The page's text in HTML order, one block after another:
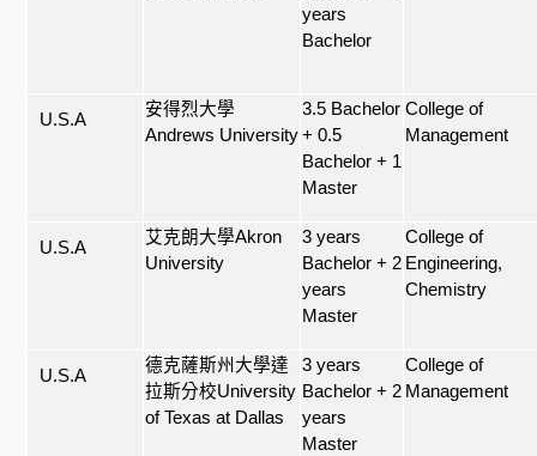
years
Bachelor
U.S.A
安得烈大學
Andrews University
3.5 Bachelor
+ 0.5
Bachelor + 1
Master
College of
Management
U.S.A
艾克朗大學Akron
University
3 years
Bachelor + 2
years
Master
College of
Engineering,
Chemistry
U.S.A
德克薩斯州大學達
拉斯分校University
of Texas at Dallas
3 years
Bachelor + 2
years
Master
College of
Management